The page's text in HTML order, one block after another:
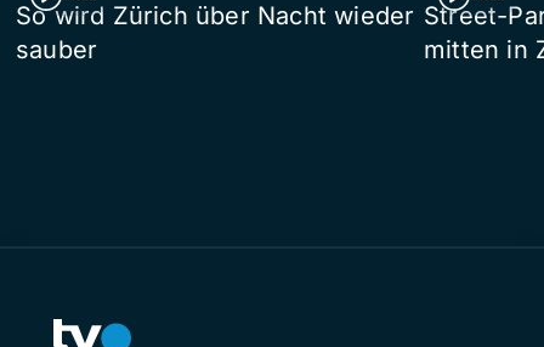
So wird Zürich über Nacht wieder
sauber
Street-
mitten in